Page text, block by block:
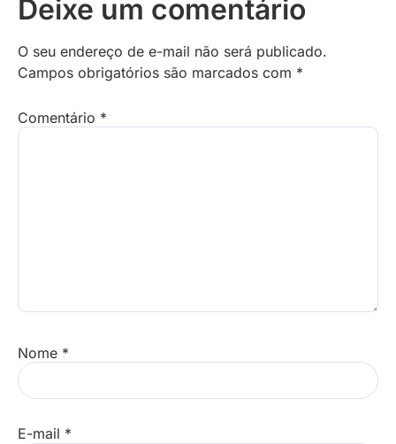
Deixe um comentário
O seu endereço de e-mail não será publicado.
Campos obrigatórios são marcados com *
Comentário *
Nome *
E-mail *